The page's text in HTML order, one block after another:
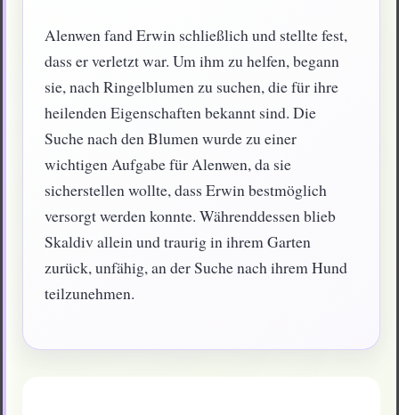
Alenwen fand Erwin schließlich und stellte fest,
dass er verletzt war. Um ihm zu helfen, begann
sie, nach Ringelblumen zu suchen, die für ihre
heilenden Eigenschaften bekannt sind. Die
Suche nach den Blumen wurde zu einer
wichtigen Aufgabe für Alenwen, da sie
sicherstellen wollte, dass Erwin bestmöglich
versorgt werden konnte. Währenddessen blieb
Skaldiv allein und traurig in ihrem Garten
zurück, unfähig, an der Suche nach ihrem Hund
teilzunehmen.